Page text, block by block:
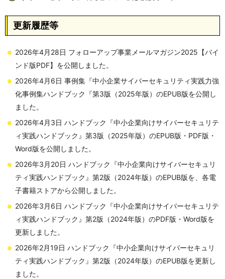
更新履歴等
2026年4月28日 フォローアップ事業メールマガジン2025【バイ
ンド版PDF】を公開しました。
2026年4月6日 事例集『中小企業サイバーセキュリティ実践力強
化事例集ハンドブック『第3版（2025年版）のEPUB版を公開し
ました。
2026年4月3日 ハンドブック『中小企業向けサイバーセキュリテ
ィ実践ハンドブック』第3版（2025年版）のEPUB版・PDF版・
Word版を公開しました。
2026年3月20日 ハンドブック『中小企業向けサイバーセキュリ
ティ実践ハンドブック』第2版（2024年版）のEPUB版を、各電
子書籍ストアから公開しました。
2026年3月6日 ハンドブック『中小企業向けサイバーセキュリテ
ィ実践ハンドブック』第2版（2024年版）のPDF版・Word版を
更新しました。
2026年2月19日 ハンドブック『中小企業向けサイバーセキュリ
ティ実践ハンドブック』第2版（2024年版）のEPUB版を更新し
ました。